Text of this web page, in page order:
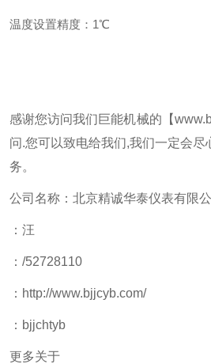
温度设置精度：1℃
感谢您访问我们巨能机械的【
问.您可以致电给我们,我们一定会尽
务。
公司名称：北京精诚华泰仪表有限
：汪
：/52728110
：http://www.bjjcyb.com/
：bjjchtyb
更多关于